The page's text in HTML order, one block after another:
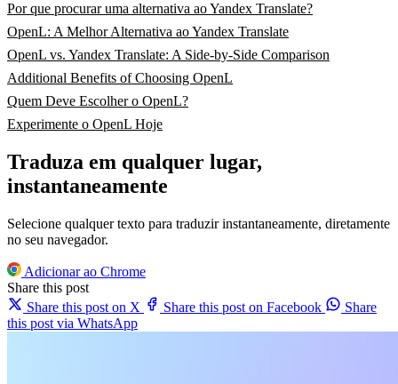
Por que procurar uma alternativa ao Yandex Translate?
OpenL: A Melhor Alternativa ao Yandex Translate
OpenL vs. Yandex Translate: A Side-by-Side Comparison
Additional Benefits of Choosing OpenL
Quem Deve Escolher o OpenL?
Experimente o OpenL Hoje
Traduza em qualquer lugar,
instantaneamente
Selecione qualquer texto para traduzir instantaneamente, diretamente
no seu navegador.
Adicionar ao Chrome
Share this post
Share this post on X
Share this post on Facebook
Share
this post via WhatsApp